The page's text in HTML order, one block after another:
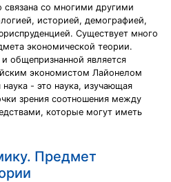
связана со многими другими
историей, демографией,
Существует много
экономической теории.
общепризнанной является
экономистом Лайонелом
- это наука, изучающая
зрения соотношения между
которые могут иметь
Предмет